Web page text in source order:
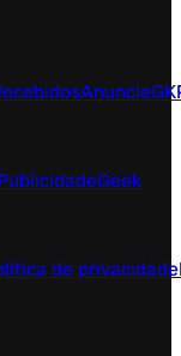
Anuncie
Geek
de privacidade